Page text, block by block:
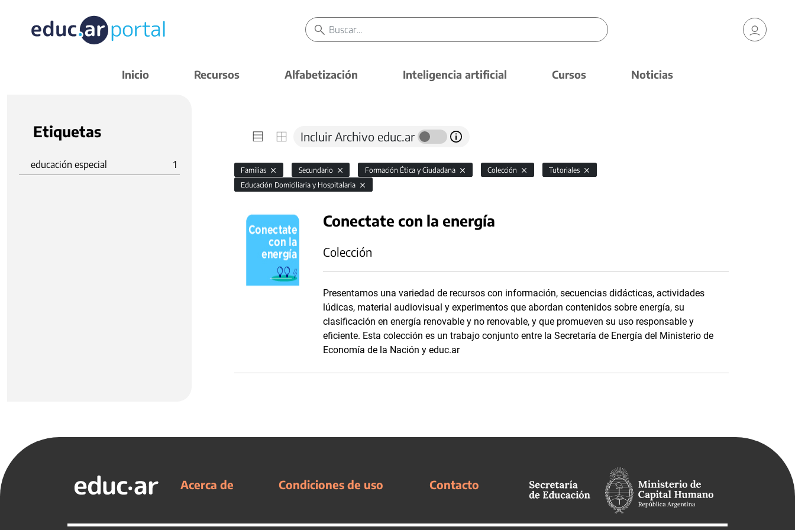
Inicio Recursos Alfabetización Inteligencia artificial Cursos Noticias
Etiquetas
educación especial 1
Incluir Archivo educ.ar
Familias Secundario Formación Ética y Ciudadana Colección
Tutoriales
Educación Domiciliaria y Hospitalaria
Conectate con la energía
Colección
Presentamos una variedad de recursos con información, secuencias didácticas, actividades
lúdicas, material audiovisual y experimentos que abordan contenidos sobre energía, su
clasificación en energía renovable y no renovable, y que promueven su uso responsable y
eficiente. Esta colección es un trabajo conjunto entre la Secretaría de Energía del Ministerio de
Economía de la Nación y educ.ar
Acerca de Condiciones de uso Contacto